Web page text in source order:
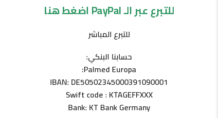
للتبرع عبر الـ PayPal اضغط هنا
للتبرع المباشر
حسابنا البنكي:
Palmed Europa:
IBAN: DE50502345000391090001
Swift code : KTAGEFFXXX
Bank: KT Bank Germany